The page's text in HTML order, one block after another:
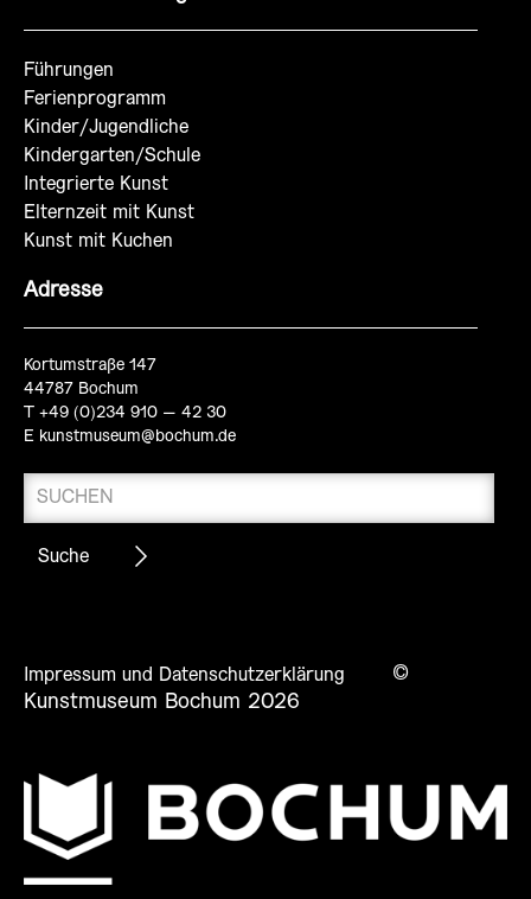
Führungen
Ferienprogramm
Kinder/Jugendliche
Kindergarten/Schule
Integrierte Kunst
Elternzeit mit Kunst
Kunst mit Kuchen
Adresse
Kortumstraße 147
44787 Bochum
T +49 (0)234 910 – 42 30
E kunstmuseum@bochum.de
Impressum und Datenschutzerklärung
©
Kunstmuseum Bochum 2026